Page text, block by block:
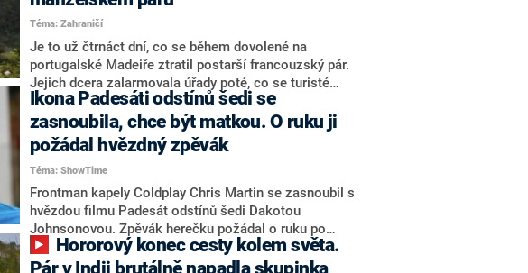
francouzská stanice BFMTV.
Téma: Zahraničí
Je to už čtrnáct dní, co se během dovolené na
portugalské Madeiře ztratil postarší francouzský pár.
Jejich dcera zalarmovala úřady poté, co se turisté
nevrátili z výletu do hor. Od té doby po nich policisté
marně pátrají.
Ikona Padesáti odstínů šedi se
zasnoubila, chce být matkou. O ruku ji
požádal hvězdný zpěvák
Téma: ShowTime
Frontman kapely Coldplay Chris Martin se zasnoubil s
hvězdou filmu Padesát odstínů šedi Dakotou
Johnsonovou. Zpěvák herečku požádal o ruku po
šestiletém vztahu. Podle zdroje z jejich blízkého
okolí, který promluvil pro web Mirror, dostali
Pár v Indii brutálně napadla skupinka